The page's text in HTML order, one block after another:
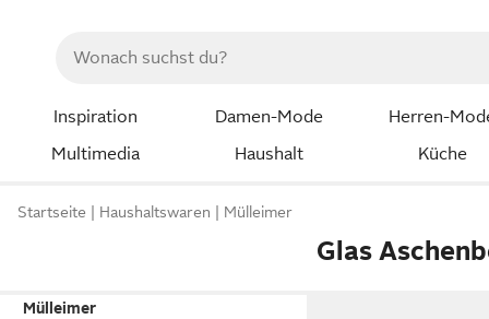
Inspiration Damen-Mode Herren-
Multimedia
Haushalt Küche
Startseite Haushaltswaren Mülleimer
Glas
Mülleimer